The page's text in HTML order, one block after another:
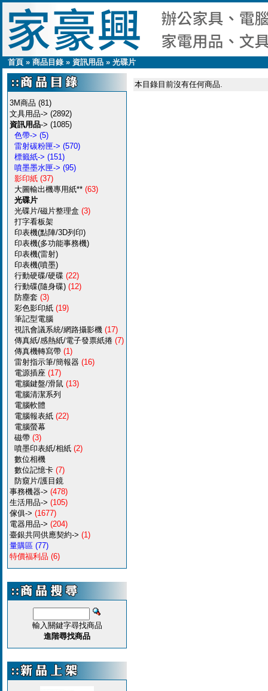
首頁 » 商品目錄» 資訊用品 » 光碟片
3M商品 (81)
文具用品-> (2892)
資訊用品-> (1085)
色帶-> (5)
雷射碳粉匣-> (570)
標籤紙-> (151)
噴墨墨水匣-> (95)
影印紙 (37)
大圖輸出機專用紙** (63)
光碟片
光碟片/磁片整理盒 (3)
打字看板架
印表機(點陣/3D列印)
印表機(多功能事務機)
印表機(雷射)
印表機(噴墨)
行動硬碟/硬碟 (22)
行動碟(隨身碟) (12)
防塵套 (3)
彩色影印紙 (19)
筆記型電腦
視訊會議系統/網路攝影機 (17)
傳真紙/感熱紙/電子發票紙捲 (7)
傳真機轉寫帶 (1)
雷射指示筆/簡報器 (16)
電源插座 (17)
電腦鍵盤/滑鼠 (13)
電腦清潔系列
電腦軟體
電腦報表紙 (22)
電腦螢幕
磁帶 (3)
噴墨印表紙/相紙 (2)
數位相機
數位記憶卡 (7)
防窺片/護目鏡
事務機器-> (478)
生活用品-> (105)
傢俱-> (1677)
電器用品-> (204)
臺銀共同供應契約-> (1)
量購區 (77)
特價福利品 (6)
輸入關鍵字尋找商品
進階尋找商品
本目錄目前沒有任何商品.